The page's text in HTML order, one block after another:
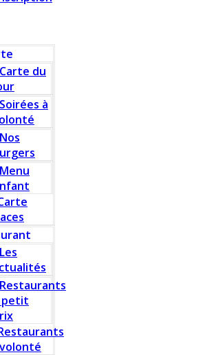
Carte du
Soirées à
Nos
Menu
Les
Restaurants
petit